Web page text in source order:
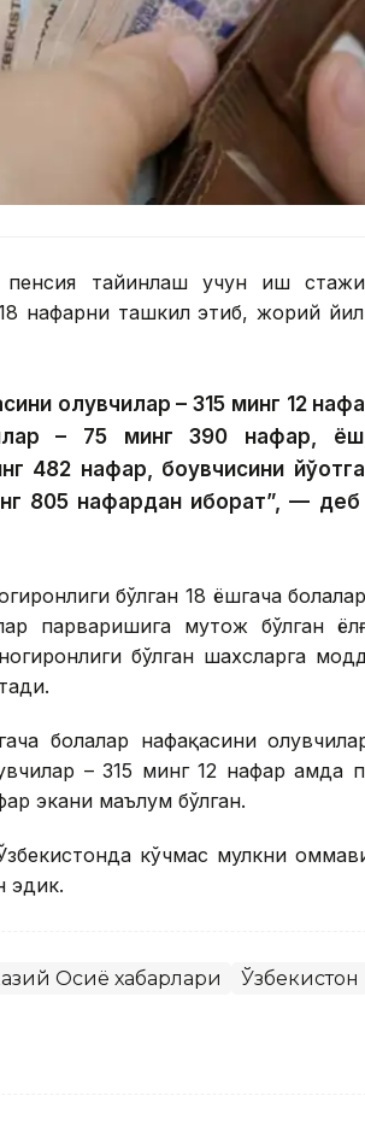
тайинлаш учун иш
нафарни ташкил этиб, жорий
олувчилар – 315 минг 12
– 75 минг 390 нафар,
482 нафар, боқувчисини
805 нафардан иборат”, — деб
бўлган 18 ёшгача
парваришига муҳтож бўлган
бўлган шахсларга
болалар нафақасини
– 315 минг 12 нафар ҳамда
экани маълум бўлган.
кўчмас мулкни
эдик.
Осиё хабарлари Ўзбекистон